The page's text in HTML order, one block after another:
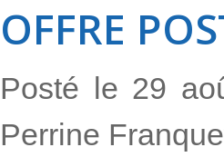
OFFRE
Posté le 29
Perrine